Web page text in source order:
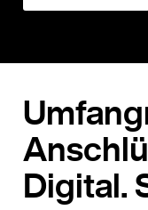
Digital.